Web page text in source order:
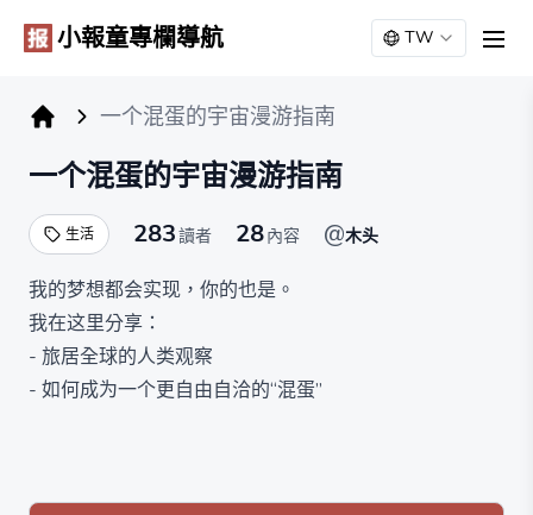
小報童專欄導航 TW
一个混蛋的宇宙漫游指南
一个混蛋的宇宙漫游指南
生活 283讀者 28內容 @木头
我的梦想都会实现，你的也是。
我在这里分享：
- 旅居全球的人类观察
- 如何成为一个更自由自洽的“混蛋”